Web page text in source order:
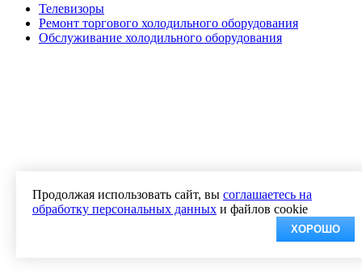
Продолжая использовать сайт, вы соглашаетесь на
обработку персональных данных и файлов cookie
ХОРОШО
Телевизоры
Ремонт торгового холодильного оборудования
Обслуживание холодильного оборудования